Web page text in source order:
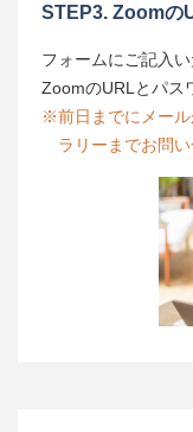
STEP3. Zoomの
フォームにご記入
ZoomのURLとパス
※前日までにメール
ラリーまでお問い